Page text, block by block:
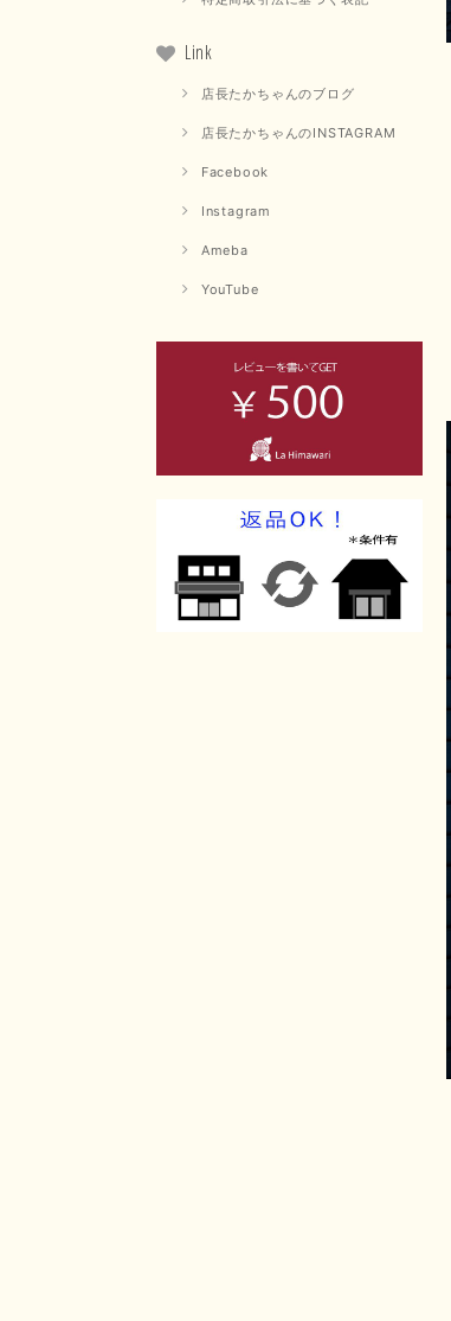
Link
店長たかちゃんのブログ
店長たかちゃんのINSTAGRAM
Facebook
Instagram
Ameba
YouTube